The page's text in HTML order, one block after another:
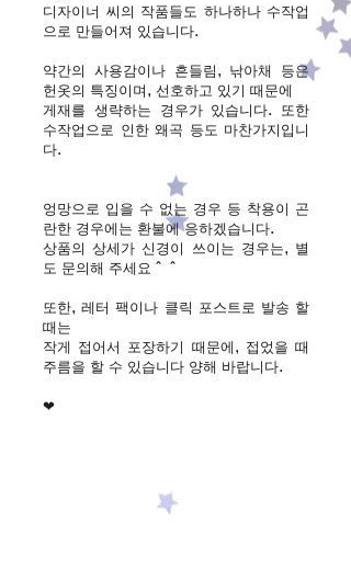
디자이너 씨의 작품들도 하나하나 수작업
으로 만들어져 있습니다.
약간의 사용감이나 흔들림, 낚아채 등은
헌옷의 특징이며, 선호하고 있기 때문에
게재를 생략하는 경우가 있습니다. 또한
수작업으로 인한 왜곡 등도 마찬가지입니
다.
엉망으로 입을 수 없는 경우 등 착용이 곤
란한 경우에는 환불에 응하겠습니다.
상품의 상세가 신경이 쓰이는 경우는, 별
도 문의해 주세요＾＾
또한, 레터 팩이나 클릭 포스트로 발송 할
때는
작게 접어서 포장하기 때문에, 접었을 때
주름을 할 수 있습니다 양해 바랍니다.
❤︎